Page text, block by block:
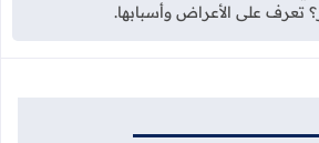
تعرف على الأعراض وأسبابها.